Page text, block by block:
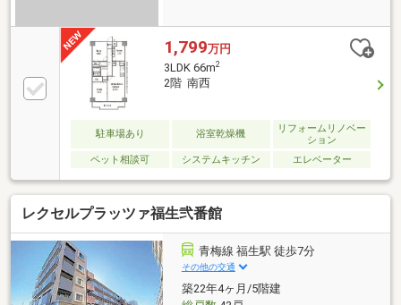
1,799万円
3LDK 66m2
2階 南西
駐車場あり 浴室乾燥機
リフォームリノベー
ション
ペット相談可
システムキッチン エレベーター
レクセルプラッツァ福生弐番館
青梅線 福生駅 徒歩7分
その他の交通
築22年4ヶ月/5階建